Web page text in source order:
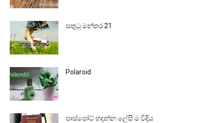
සතුටු මන්තර 21
Polaroid
පාස්පෝට් හදන්න ලේසි ම විදිය